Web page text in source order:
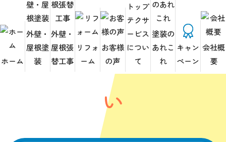
ホーム
外壁・
屋根塗
装
外壁・
屋根張
替工事
リフォ
ーム
お客様
の声
トップ
テクサ
ービス
につい
て
塗装の
あれこ
れ
キャン
ペーン
会社概
要
365日いつでもお気軽
に お問い合わせくださ
い